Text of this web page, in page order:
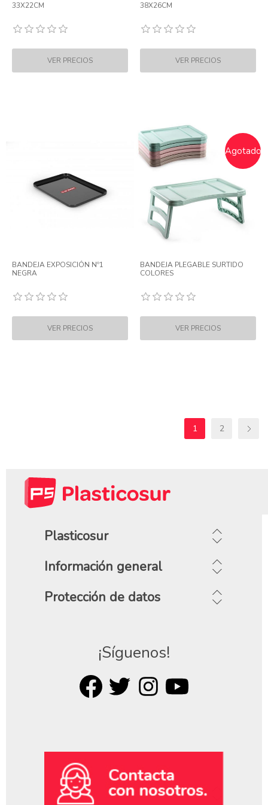
33X22CM
38X26CM
BANDEJA EXPOSICIÓN Nº1
NEGRA
Agotado
BANDEJA PLEGABLE SURTIDO
COLORES
1 2
Plasticosur
Información general
Protección de datos
¡Síguenos!